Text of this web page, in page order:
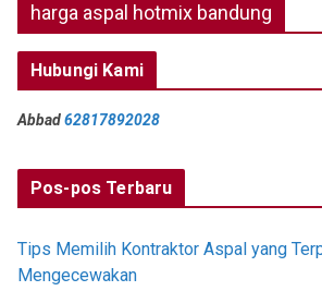
harga aspal hotmix bandung
Hubungi Kami
Abbad62817892028
Pos-pos Terbaru
Tips Memilih Kontraktor Aspal yang
Mengecewakan